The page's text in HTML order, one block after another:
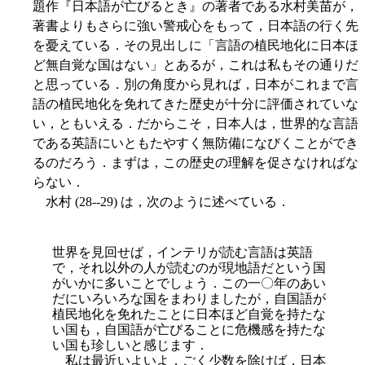
題作『日本語が亡びるとき』の著者である水村美苗が，
著書よりもさらに強い警戒心をもって，日本語の行く先
を憂えている．その見出しに「言語の植民地化に日本ほ
ど無自覚な国はない」とあるが，これは私もその通りだ
と思っている．別の角度から見れば，日本がこれまで言
語の植民地化を免れてきた歴史が十分に評価されていな
い，ともいえる．だからこそ，日本人は，世界的な言語
である英語にいともたやすく無防備になびくことができ
るのだろう．まずは，この歴史の理解を促さなければな
らない．
水村 (28--29) は，次のように述べている．
世界を見回せば，インテリが読む言語は英語
で，それ以外の人が読むのが現地語だという国
がいかに多いことでしょう．この一〇年のあい
だにいろいろな国をまわりましたが，自国語が
植民地化を免れたことに日本ほど自覚を持たな
い国も，自国語が亡びることに危機感を持たな
い国も珍しいと感じます．
私は最近いよいよ，ごく少数を除けば，日本